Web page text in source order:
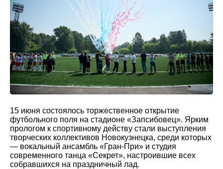
15 июня состоялось торжественное открытие
футбольного поля на стадионе «Запсибовец». Ярким
прологом к спортивному действу стали выступления
творческих коллективов Новокузнецка, среди которых
— вокальный ансамбль «Гран-При» и студия
современного танца «Секрет», настроившие всех
собравшихся на праздничный лад.